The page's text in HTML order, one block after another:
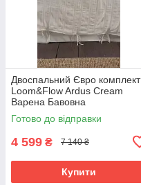
Двоспальний Євро комплект
Loom&Flow Ardus Cream
Варена Бавовна
Готово до відправки
4 599 ₴ 7 140 ₴
Купити